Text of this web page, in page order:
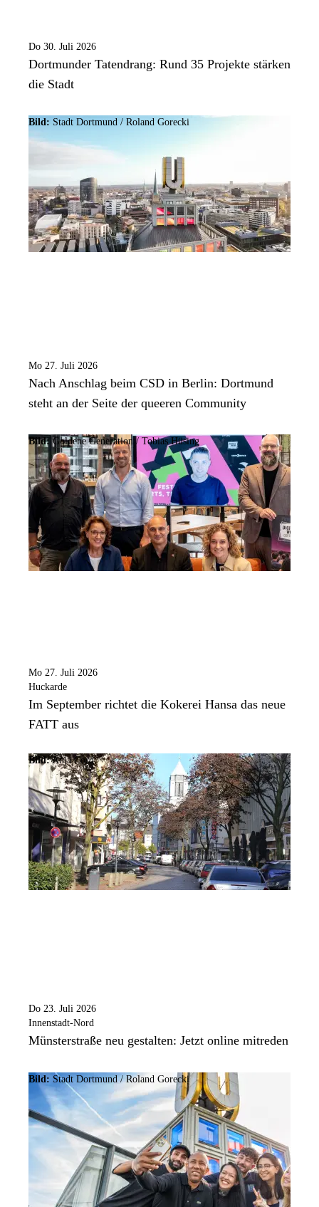
Do 30. Juli 2026
Dortmunder Tatendrang: Rund 35 Projekte stärken
die Stadt
Bild: Stadt Dortmund / Roland Gorecki
Mo 27. Juli 2026
Nach Anschlag beim CSD in Berlin: Dortmund
steht an der Seite der queeren Community
Bild: Goldene Generation / Tobias Hüsing
Mo 27. Juli 2026
Huckarde
Im September richtet die Kokerei Hansa das neue
FATT aus
Bild: Anja Cord
Do 23. Juli 2026
Innenstadt-Nord
Münsterstraße neu gestalten: Jetzt online mitreden
Bild: Stadt Dortmund / Roland Gorecki